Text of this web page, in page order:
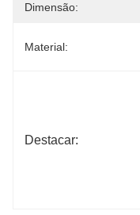
Dimensão:
Material:
Destacar: